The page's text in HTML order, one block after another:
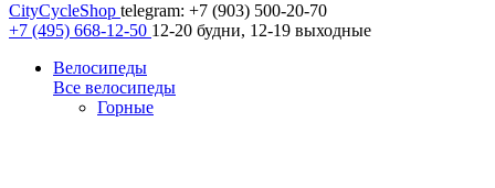
CityCycleShop telegram: +7 (903) 500-20-70
+7 (495) 668-12-50 12-20 будни, 12-19 выходные
Велосипеды
Все велосипеды
Горные